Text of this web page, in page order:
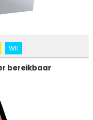
WII
bereikbaar